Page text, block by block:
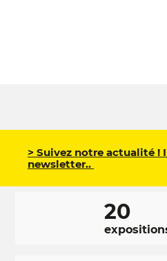
> Suivez notre actualité !
newsletter..
20